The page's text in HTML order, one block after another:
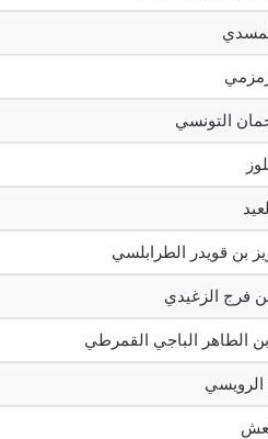
التونسي
بن قويدر الطرابلسي
فرج الزغيدي
الطاهر الباجي القمرطي
الرويسي